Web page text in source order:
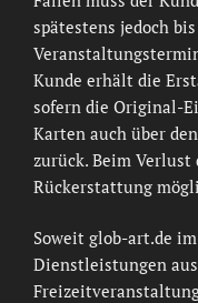
spätestens jedoch
Kunde erhält die
sofern die Original-
Karten auch über
zurück. Beim
Rückerstattung
Soweit glob-art.de
Dienstleistungen